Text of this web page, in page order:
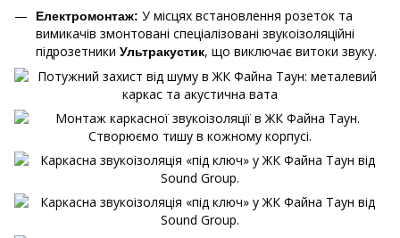
Електромонтаж: У місцях встановлення розеток та
вимикачів змонтовані спеціалізовані звукоізоляційні
підрозетники Ультракустик, що виключає витоки звуку.